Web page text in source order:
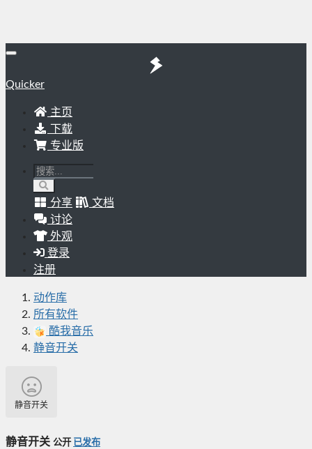
Quicker
主页
下载
专业版
分享
文档
讨论
外观
登录
注册
动作库
所有软件
酷我音乐
静音开关
静音开关
静音开关 公开 已发布